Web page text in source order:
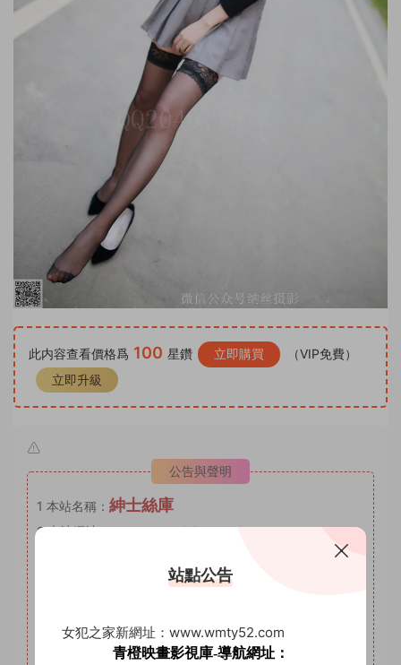
此内容查看價格爲 100 星鑽 立即購買
（VIP免費）
立即升級
公告與聲明
1 本站名稱： 紳士絲庫
2本站網址：www.shenshisiku.top
本站月VIP權限：套圖系列，月VIP可自助補差價升級爲年
本站永久VIP權限：套圖系列、AI明星系列、微密圈。
本站支持開通VIP或充值星鑽，星鑽優勢沒有期限限制，
站點公告
女犯之家新網址：www.wmty52.com
青橙映畫影視庫-導航網址：